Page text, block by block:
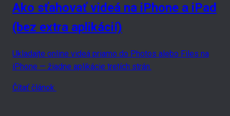
Ako sťahovať videá na iPhone a iPad
(bez extra aplikácií)
Ukladajte online videá priamo do Photos alebo Files na
iPhone — žiadne aplikácie tretích strán.
Čítať článok